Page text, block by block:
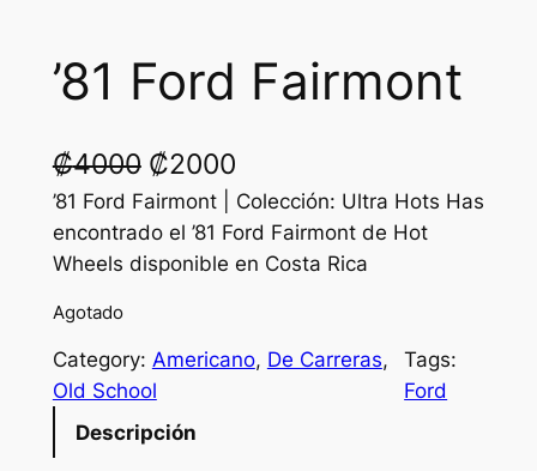
’81 Ford Fairmont
₡4000 O
r
i
n
₡2000C
u
r
n
’81 Ford Fairmont | Colección: Ultra Hots Has
encontrado el ’81 Ford Fairmont de Hot
Wheels disponible en Costa Rica
Agotado
Category: Americano, De Carreras
Old School
Tags:
Ford
Descripción